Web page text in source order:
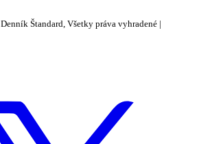
Denník Štandard, Všetky práva vyhradené |